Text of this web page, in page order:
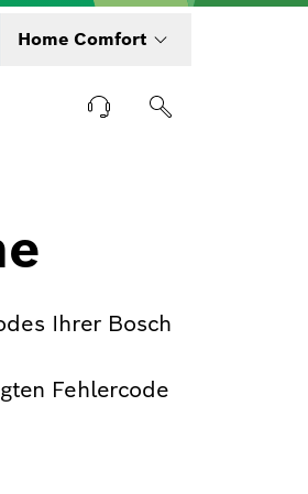
Home Comfort
Ihrer Bosch
Fehlercode